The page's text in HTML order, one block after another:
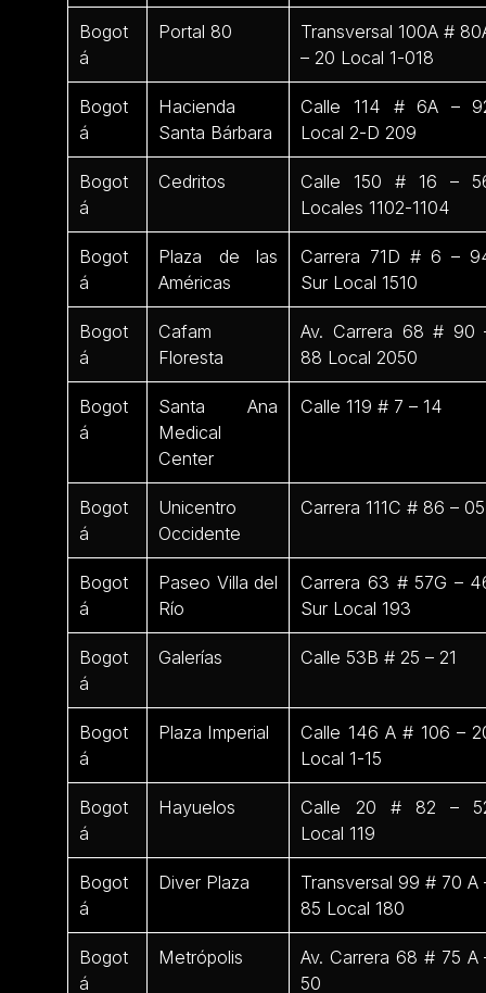
Bogot
á
Portal 80
Transversal 100A #
– 20 Local 1-018
Bogot
á
Hacienda
Santa Bárbara
Calle 114 # 6A –
Local 2-D 209
Bogot
á
Cedritos
Calle 150 # 16 –
Locales 1102-1104
Bogot
á
Plaza de las
Américas
Carrera 71D # 6 –
Sur Local 1510
Bogot
á
Cafam
Floresta
Av. Carrera 68 # 90
88 Local 2050
Bogot
á
Santa Ana
Medical
Center
Calle 119 # 7 – 14
Bogot
á
Unicentro
Occidente
Carrera 111C # 86 – 05
Bogot
á
Paseo Villa del
Río
Carrera 63 # 57G –
Sur Local 193
Bogot
á
Galerías Calle 53B # 25 – 21
Bogot
á
Plaza Imperial
Calle 146 A # 106 –
Local 1-15
Bogot
á
Hayuelos
Calle 20 # 82 –
Local 119
Bogot
á
Diver Plaza
Transversal 99 # 70 A
85 Local 180
Bogot
á
Metrópolis
Av. Carrera 68 # 75 A
50